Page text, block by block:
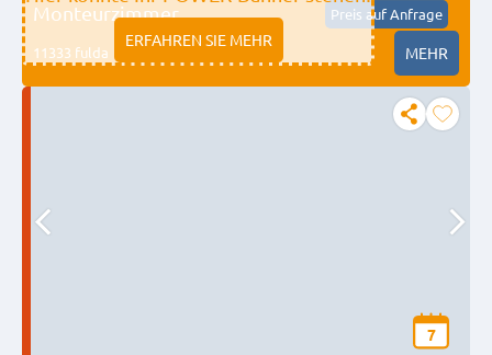
ERFAHREN SIE MEHR
Monteurzimmer Preis auf Anfrage
11333 fulda MEHR
7